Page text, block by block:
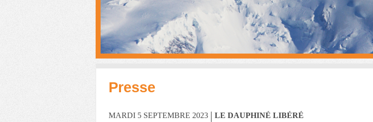
Presse
MARDI 5 SEPTEMBRE 2023 | LE DAUPHINÉ LIBÉRÉ